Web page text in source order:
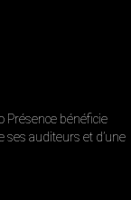
Présence bénéficie
ses auditeurs et d’une